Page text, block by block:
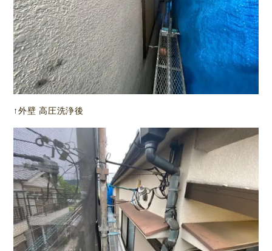
↑外壁 高圧洗浄後